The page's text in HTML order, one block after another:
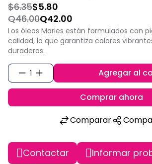
$6.35$5.80
Q46.00Q42.00
Los óleos Maries están formulados con
calidad, lo que garantiza colores
duraderos.
1 Agregar al
Comprar ahora
Comparar
Contactar
Informar